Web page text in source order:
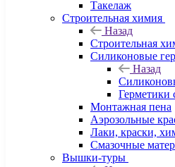
Такелаж
Строительная химия
Назад
Строительная
Силиконовые
Назад
Герметики
Монтажная пена
Аэрозольные
Лаки, краски,
Смазочные
Вышки-туры